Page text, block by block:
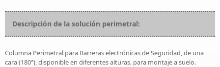
Descripción de la solución perimetral:
Columna Perimetral para Barreras electrónicas de Seguridad, de una
cara (180°), disponible en diferentes alturas, para montaje a suelo.